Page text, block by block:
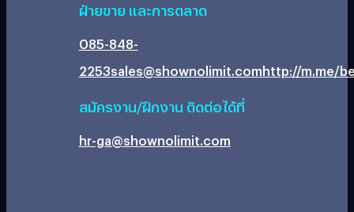
ฝ่ายขาย และการตลาด
085-848-
2253sales@shownolimit.comhttp://m.me/
สมัครงาน/ฝึกงาน ติดต่อได้ที่
hr-ga@shownolimit.com